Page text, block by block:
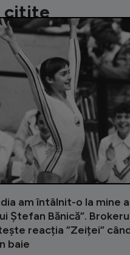
citite
am întâlnit-o la mine
Ștefan Bănică”.
reacția ”Zeiței”
baie